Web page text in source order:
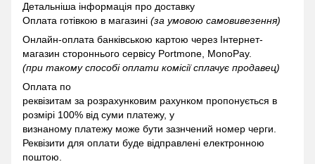
Детальніша інформація про доставку
Оплата готівкою в магазині (за умовою самовивезення)
Онлайн-оплата банківською картою через Інтернет-
магазин стороннього сервісу Portmone, MonoPay.
(при такому способі оплати комісії сплачує продавец)
Оплата по
реквізитам за розрахунковим рахунком пропонується в
розмірі 100% від суми платежу, у
визнаному платежу може бути зазнчений номер черги.
Реквізити для оплати буде відправлені електронною
поштою.